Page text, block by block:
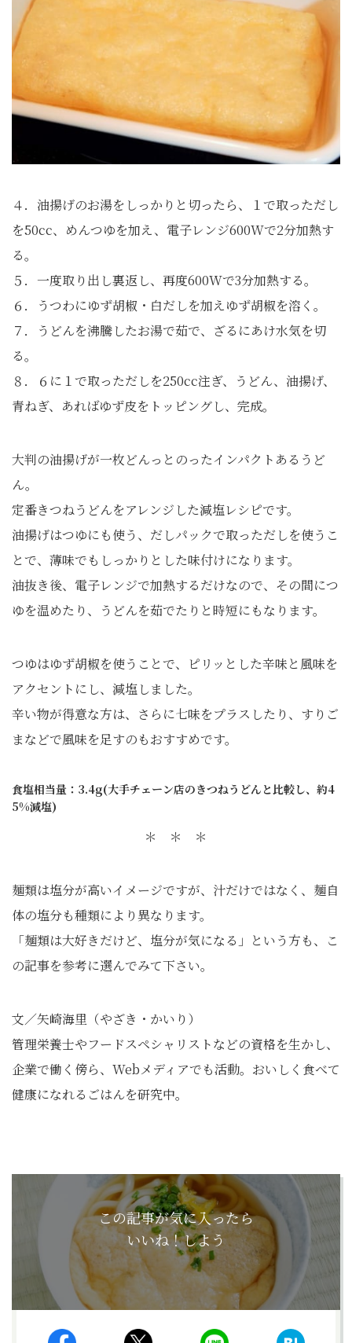
４．油揚げのお湯をしっかりと切ったら、１で取っただし
を50cc、めんつゆを加え、電子レンジ600Wで2分加熱す
る。
５．一度取り出し裏返し、再度600Wで3分加熱する。
６．うつわにゆず胡椒・白だしを加えゆず胡椒を溶く。
７．うどんを沸騰したお湯で茹で、ざるにあけ水気を切
る。
８．６に１で取っただしを250cc注ぎ、うどん、油揚げ、
青ねぎ、あればゆず皮をトッピングし、完成。
大判の油揚げが一枚どんっとのったインパクトあるうど
ん。
定番きつねうどんをアレンジした減塩レシピです。
油揚げはつゆにも使う、だしパックで取っただしを使うこ
とで、薄味でもしっかりとした味付けになります。
油抜き後、電子レンジで加熱するだけなので、その間につ
ゆを温めたり、うどんを茹でたりと時短にもなります。
つゆはゆず胡椒を使うことで、ピリッとした辛味と風味を
アクセントにし、減塩しました。
辛い物が得意な方は、さらに七味をプラスしたり、すりご
まなどで風味を足すのもおすすめです。
食塩相当量：3.4g(大手チェーン店のきつねうどんと比較し、約4
5%減塩)
＊ ＊ ＊
麺類は塩分が高いイメージですが、汁だけではなく、麺自
体の塩分も種類により異なります。
「麺類は大好きだけど、塩分が気になる」という方も、こ
の記事を参考に選んでみて下さい。
文／矢崎海里（やざき・かいり）
管理栄養士やフードスペシャリストなどの資格を生かし、
企業で働く傍ら、Webメディアでも活動。おいしく食べて
健康になれるごはんを研究中。
この記事が気に入ったら
いいね！しよう